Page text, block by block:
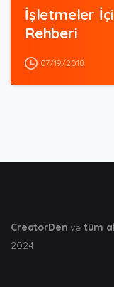
İşletmeler
Rehberi
07/19/2018
CreatorDen ve tüm
2024